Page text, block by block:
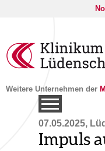
Weitere Unternehmen der
07.05.2025,
Impuls